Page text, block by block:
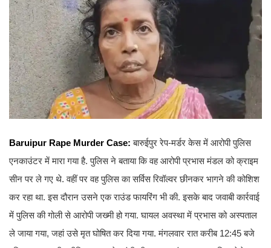
Baruipur Rape Murder Case:बारुईपुर रेप-मर्डर केस में आरोपी पुलिस
एनकाउंटर में मारा गया है. पुलिस ने बताया कि वह आरोपी प्रभास मंडल को क्राइम
सीन पर ले गए थे. वहीं पर वह पुलिस का सर्विस रिवॉल्वर छीनकर भागने की कोशिश
कर रहा था. इस दौरान उसने एक राउंड फायरिंग भी की. इसके बाद जवाबी कार्रवाई
में पुलिस की गोली से आरोपी जख्मी हो गया. घायल अवस्था में प्रभास को अस्पताल
ले जाया गया, जहां उसे मृत घोषित कर दिया गया. मंगलवार रात करीब 12:45 बजे